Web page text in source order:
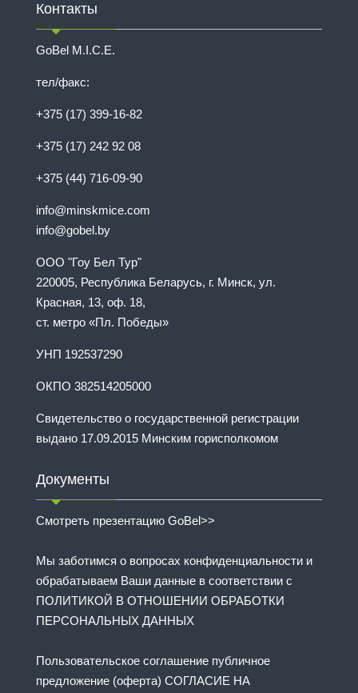
Контакты
GoBel M.I.C.E.
тел/факс:
+375 (17) 399-16-82
+375 (17) 242 92 08
+375 (44) 716-09-90
info@minskmice.com
info@gobel.by
ООО "Гоу Бел Тур"
220005, Республика Беларусь, г. Минск, ул.
Красная, 13, оф. 18,
ст. метро «Пл. Победы»
УНП 192537290
ОКПО 382514205000
Свидетельство о государственной регистрации
выдано 17.09.2015 Минским горисполкомом
Документы
Смотреть презентацию GoBel>>
Мы заботимся о вопросах конфиденциальности и
обрабатываем Ваши данные в соответствии с
ПОЛИТИКОЙ В ОТНОШЕНИИ ОБРАБОТКИ
ПЕРСОНАЛЬНЫХ ДАННЫХ
Пользовательское соглашение публичное
предложение (оферта) СОГЛАСИЕ НА